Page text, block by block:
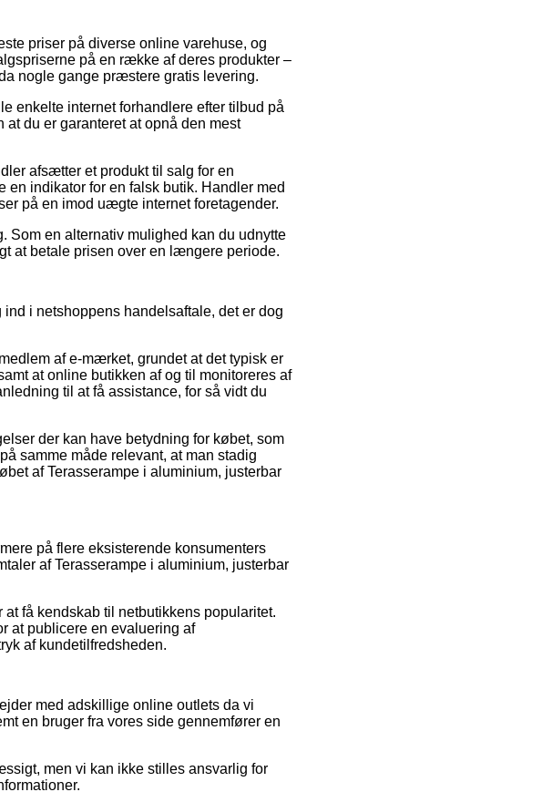
priser på diverse online varehuse, og
på en række af deres produkter –
nogle gange præstere gratis levering.
enkelte internet forhandlere efter tilbud på
du er garanteret at opnå den mest
afsætter et produkt til salg for en
indikator for en falsk butik. Handler med
på en imod uægte internet foretagender.
Som en alternativ mulighed kan du udnytte
at betale prisen over en længere periode.
i netshoppens handelsaftale, det er dog
af e-mærket, grundet at det typisk er
at online butikken af og til monitoreres af
til at få assistance, for så vidt du
der kan have betydning for købet, som
samme måde relevant, at man stadig
af Terasserampe i aluminium, justerbar
på flere eksisterende konsumenters
af Terasserampe i aluminium, justerbar
få kendskab til netbutikkens popularitet.
at publicere en evaluering af
af kundetilfredsheden.
med adskillige online outlets da vi
en bruger fra vores side gennemfører en
men vi kan ikke stilles ansvarlig for